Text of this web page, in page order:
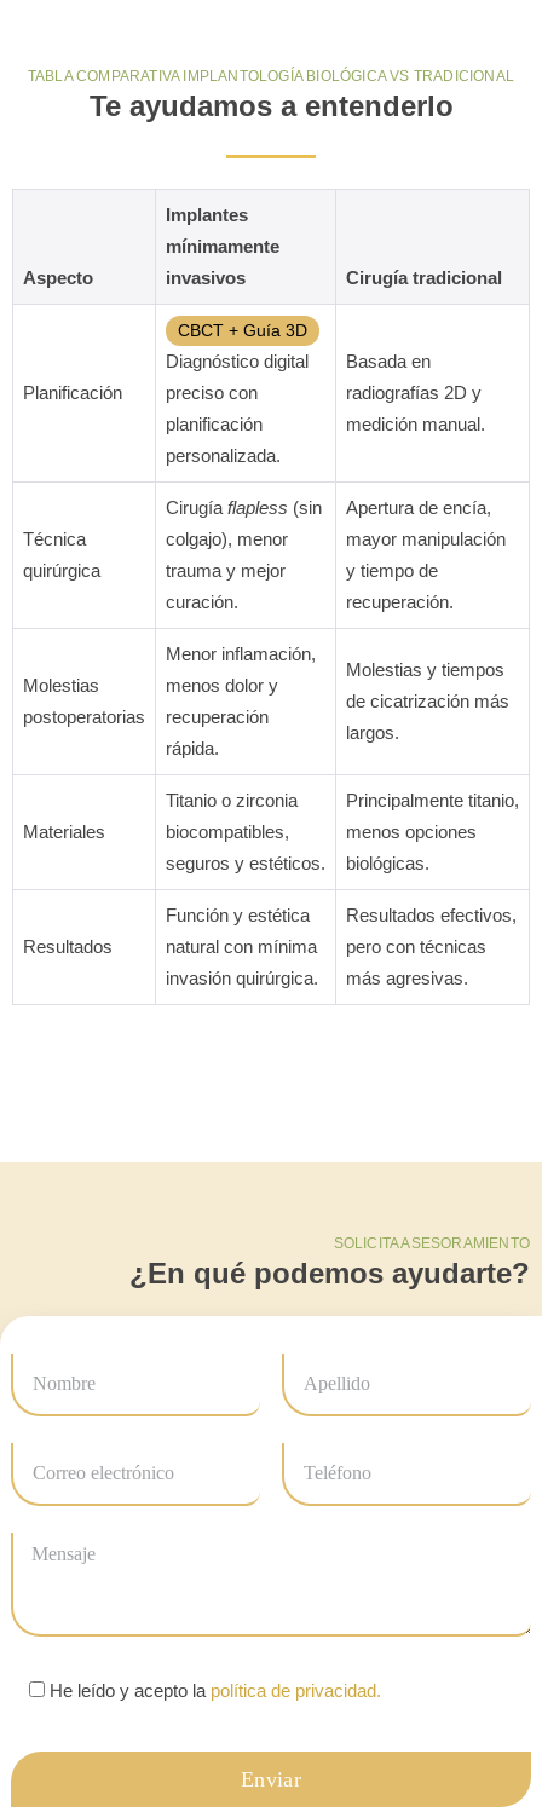
TABLA COMPARATIVA IMPLANTOLOGÍA BIOLÓGICA VS TRADICIONAL
Te ayudamos a entenderlo
Aspecto
Implantes
mínimamente
invasivos
Cirugía tradicional
Planificación
CBCT + Guía 3D
Diagnóstico digital
preciso con
planificación
personalizada.
Basada en
radiografías 2D y
medición manual.
Técnica
quirúrgica
Cirugía flapless (sin
colgajo), menor
trauma y mejor
curación.
Apertura de encía,
mayor manipulación
y tiempo de
recuperación.
Molestias
postoperatorias
Menor inflamación,
menos dolor y
recuperación
rápida.
Molestias y tiempos
de cicatrización más
largos.
Materiales
Titanio o zirconia
biocompatibles,
seguros y estéticos.
Principalmente titanio,
menos opciones
biológicas.
Resultados
Función y estética
natural con mínima
invasión quirúrgica.
Resultados efectivos,
pero con técnicas
más agresivas.
SOLICITA ASESORAMIENTO
¿En qué podemos ayudarte?
He leído y acepto la política de privacidad.